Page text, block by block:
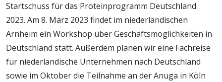
Startschuss für das Proteinprogramm Deutschland
2023. Am 8. März 2023 findet im niederländischen
Arnheim ein Workshop über Geschäftsmöglichkeiten in
Deutschland statt. Außerdem planen wir eine Fachreise
für niederländische Unternehmen nach Deutschland
sowie im Oktober die Teilnahme an der Anuga in Köln